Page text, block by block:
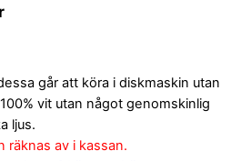
går att köra i diskmaskin utan
vit utan något genomskinlig
ljus.
räknas av i kassan.